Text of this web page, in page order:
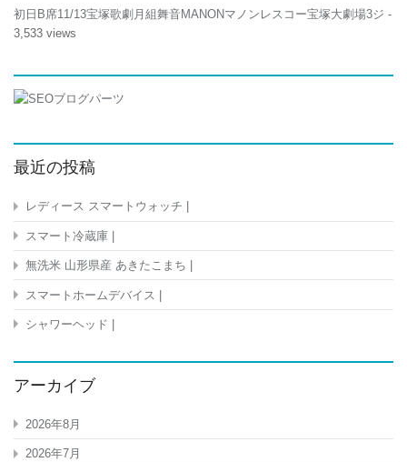
初日B席11/13宝塚歌劇月組舞音MANONマノンレスコー宝塚大劇場3ジ -
3,533 views
最近の投稿
レディース スマートウォッチ |
スマート冷蔵庫 |
無洗米 山形県産 あきたこまち |
スマートホームデバイス |
シャワーヘッド |
アーカイブ
2026年8月
2026年7月